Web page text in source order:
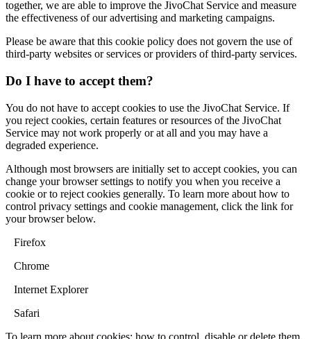
together, we are able to improve the JivoChat Service and measure
the effectiveness of our advertising and marketing campaigns.
Please be aware that this cookie policy does not govern the use of
third-party websites or services or providers of third-party services.
Do I have to accept them?
You do not have to accept cookies to use the JivoChat Service. If
you reject cookies, certain features or resources of the JivoChat
Service may not work properly or at all and you may have a
degraded experience.
Although most browsers are initially set to accept cookies, you can
change your browser settings to notify you when you receive a
cookie or to reject cookies generally. To learn more about how to
control privacy settings and cookie management, click the link for
your browser below.
Firefox
Chrome
Internet Explorer
Safari
To learn more about cookies; how to control, disable or delete them,